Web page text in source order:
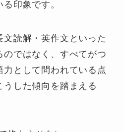
印象です。
文読解・英作文といった
ではなく、すべてがつ
として問われている点
うした傾向を踏まえる